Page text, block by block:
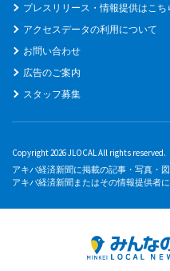
プレスリリース・情報提供はこち
アクセスデータの利用について
お問い合わせ
広告のご案内
スタッフ募集
Copyright 2026 JLOCAL All rights reserved.
アキバ経済新聞に掲載の記事・写真・
アキバ経済新聞またはその情報提供者に